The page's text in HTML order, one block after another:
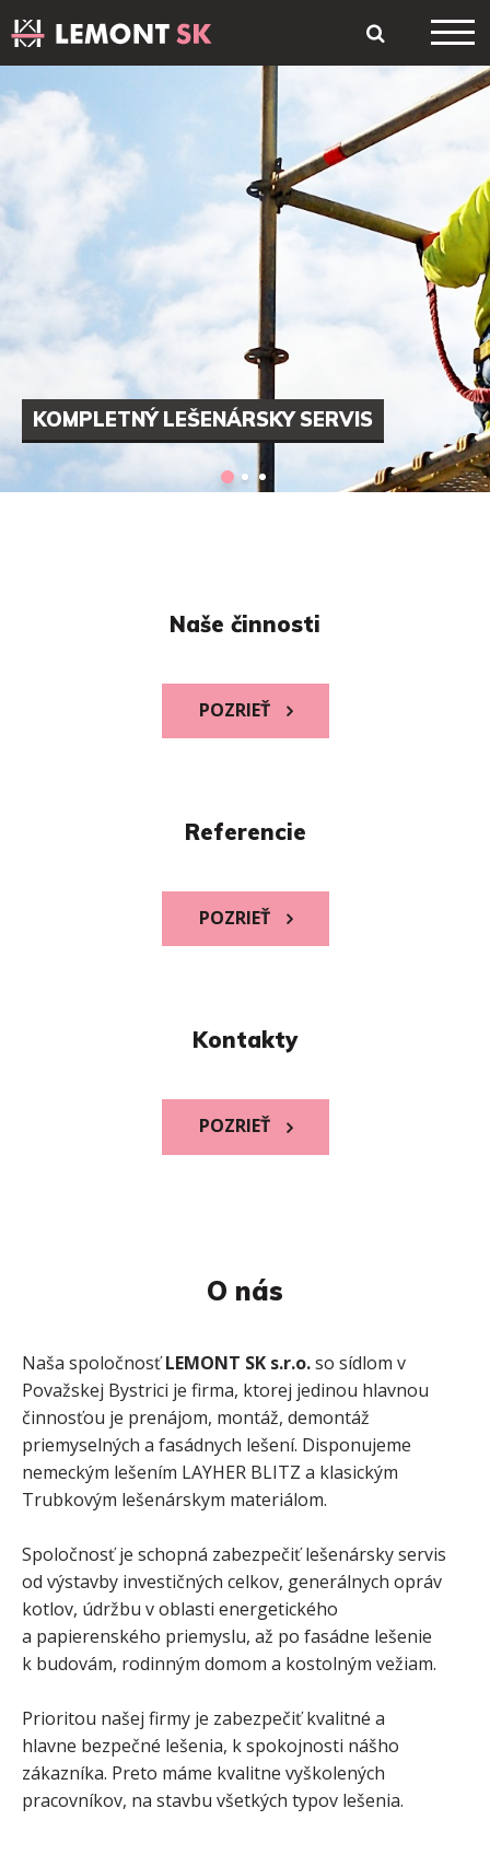
KOMPLETNÝ LEŠENÁRSKY SERVIS
Naše činnosti
POZRIEŤ
Referencie
POZRIEŤ
Kontakty
POZRIEŤ
O nás
Naša spoločnosťLEMONT SK s.r.o.so sídlom v
Považskej Bystrici je firma, ktorej jedinou hlavnou
činnosťou je prenájom, montáž, demontáž
priemyselných a fasádnych lešení. Disponujeme
nemeckým lešením LAYHER BLITZ a klasickým
Trubkovým lešenárskym materiálom.
Spoločnosť je schopná zabezpečiť lešenársky servis
od výstavby investičných celkov, generálnych opráv
kotlov, údržbu v oblasti energetického
a papierenského priemyslu, až po fasádne lešenie
k budovám, rodinným domom a kostolným vežiam.
Prioritou našej firmy je zabezpečiť kvalitné a
hlavne bezpečné lešenia, k spokojnosti nášho
zákazníka. Preto máme kvalitne vyškolených
pracovníkov, na stavbu všetkých typov lešenia.